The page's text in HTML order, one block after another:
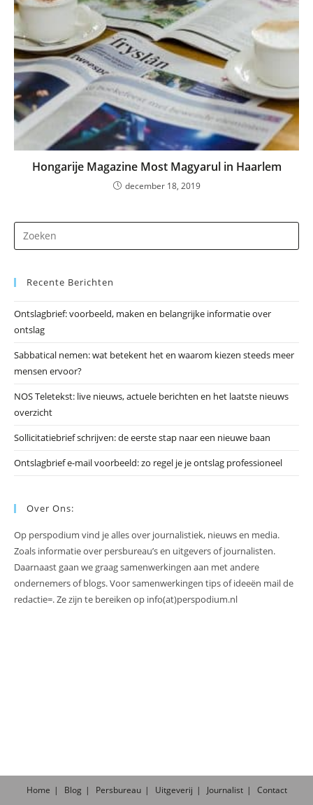
Hongarije Magazine Most Magyarul in Haarlem
december 18, 2019
op
Recente Berichten
Ontslagbrief: voorbeeld, maken en belangrijke informatie over
ontslag
Sabbatical nemen: wat betekent het en waarom kiezen steeds meer
mensen ervoor?
NOS Teletekst: live nieuws, actuele berichten en het laatste nieuws
overzicht
Sollicitatiebrief schrijven: de eerste stap naar een nieuwe baan
Ontslagbrief e-mail voorbeeld: zo regel je je ontslag professioneel
Over Ons:
Op perspodium vind je alles over journalistiek, nieuws en media.
Zoals informatie over persbureau’s en uitgevers of journalisten.
Daarnaast gaan we graag samenwerkingen aan met andere
ondernemers of blogs. Voor samenwerkingen tips of ideeën mail de
redactie=. Ze zijn te bereiken op info(at)perspodium.nl
Home Blog Persbureau Uitgeverij Journalist Contact